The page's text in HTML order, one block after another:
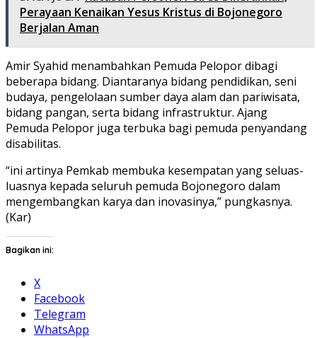
Perayaan Kenaikan Yesus Kristus di Bojonegoro
Berjalan Aman
Amir Syahid menambahkan Pemuda Pelopor dibagi
beberapa bidang. Diantaranya bidang pendidikan, seni
budaya, pengelolaan sumber daya alam dan pariwisata,
bidang pangan, serta bidang infrastruktur. Ajang
Pemuda Pelopor juga terbuka bagi pemuda penyandang
disabilitas.
“ini artinya Pemkab membuka kesempatan yang seluas-
luasnya kepada seluruh pemuda Bojonegoro dalam
mengembangkan karya dan inovasinya,” pungkasnya.
(Kar)
Bagikan ini:
X
Facebook
Telegram
WhatsApp